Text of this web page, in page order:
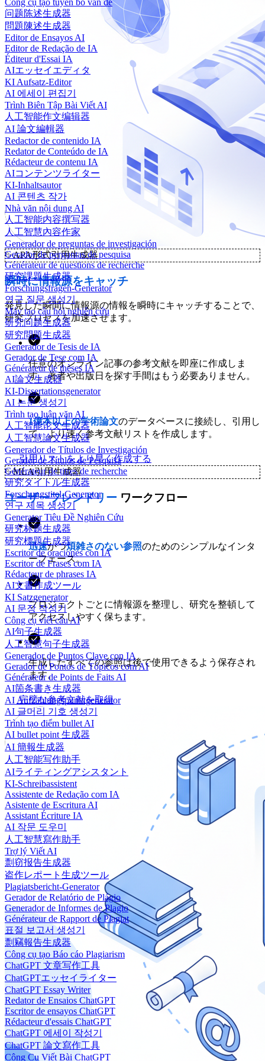
Công cụ tạo tuyên bố vấn đề
问题陈述生成器
問題陳述生成器
Editor de Ensayos AI
Editor de Redação de IA
Éditeur d'Essai IA
AIエッセイエディタ
KI Aufsatz-Editor
AI 에세이 편집기
Trình Biên Tập Bài Viết AI
人工智能作文编辑器
AI 論文編輯器
Redactor de contenido IA
Redator de Conteúdo de IA
Rédacteur de contenu IA
AIコンテンツライター
KI-Inhaltsautor
AI 콘텐츠 작가
Nhà văn nội dung AI
人工智能内容撰写器
人工智慧內容作家
Generador de preguntas de investigación
Gerador de perguntas de pesquisa
Générateur de questions de recherche
研究課題生成器
Forschungsfragen-Generator
연구 질문 생성기
Máy tạo câu hỏi nghiên cứu
研究问题生成器
研究問題生成器
Generador de Tesis de IA
Gerador de Tese com IA
Générateur de thèses IA
AI論文生成器
KI-Dissertationsgenerator
AI 논문 생성기
Trình tạo luận văn AI
人工智能论文生成器
人工智慧論文生成器
Generador de Títulos de Investigación
Gerador de Títulos de Pesquisa
Générateur de titres de recherche
研究タイトル生成器
Forschungstitel-Generator
연구 제목 생성기
Generator Tiêu Đề Nghiên Cứu
研究标题生成器
研究標題生成器
Escritor de oraciones con IA
Escritor de Frases com IA
Rédacteur de phrases IA
AI文書作成ツール
KI Satzgenerator
AI 문장 작성기
Công cụ viết câu AI
AI句子生成器
人工智慧句子生成器
Generador de Puntos Clave con IA
Gerador de Pontos de Tópicos com AI
Générateur de Points de Faits AI
AI箇条書き生成器
AI Aufzählungspunktgenerator
AI 글머리 기호 생성기
Trình tạo điểm bullet AI
AI bullet point 生成器
AI 簡報生成器
人工智能写作助手
AIライティングアシスタント
KI-Schreibassistent
Assistente de Redação com IA
Asistente de Escritura AI
Assistant Écriture IA
AI 작문 도우미
人工智慧寫作助手
Trợ lý Viết AI
剽窃报告生成器
盗作レポート生成ツール
Plagiatsbericht-Generator
Gerador de Relatório de Plágio
Generador de Informes de Plagio
Générateur de Rapport de Plagiat
표절 보고서 생성기
剽竊報告生成器
Công cụ tạo Báo cáo Plagiarism
ChatGPT 文章写作工具
ChatGPTエッセイライター
ChatGPT Essay Writer
Redator de Ensaios ChatGPT
Escritor de ensayos ChatGPT
Rédacteur d'essais ChatGPT
ChatGPT 에세이 작성기
ChatGPT 論文寫作工具
Công Cụ Viết Bài ChatGPT
✨APA形式引用生成器
瞬時に情報源をキャッチ
発見した瞬間に情報源の情報を瞬時にキャッチすることで、
研究プロセスを加速させます。
任意のオンライン記事の参考文献を即座に作成しま
す。著者や出版日を探す手間はもう必要ありません。
1億本以上の学術論文のデータベースに接続し、引用し
て、より速く参考文献リストを作成します。
引用リストをより早く作成する
✨MLA引用生成器
ユーザーフレンドリー ワークフロー
迅速かつ煩雑さのない参照のためのシンプルなインタ
ーフェース。
プロジェクトごとに情報源を整理し、研究を整頓して
アクセスしやすく保ちます。
生成したすべての参照は後で使用できるよう保存され
ます。
完璧な参考文献を取得